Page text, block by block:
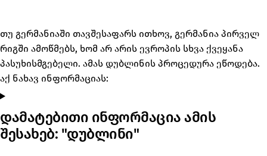
თუ გერმანიაში თავშესაფარს ითხოვ, გერმანია პირველ
რიგში ამოწმებს, ხომ არ არის ევროპის სხვა ქვეყანა
პასუხისმგებელი. ამას დუბლინის პროცედურა ეწოდება.
აქ ნახავ ინფორმაციას:
დამატებითი ინფორმაცია ამის
შესახებ: "დუბლინი"